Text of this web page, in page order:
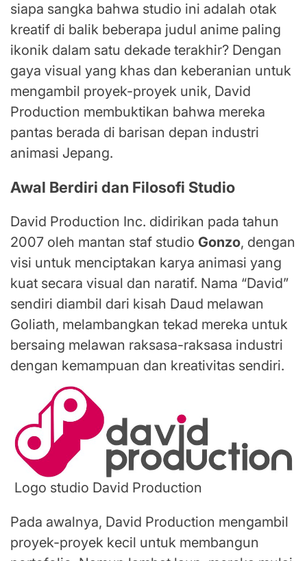
siapa sangka bahwa studio ini adalah otak
kreatif di balik beberapa judul anime paling
ikonik dalam satu dekade terakhir? Dengan
gaya visual yang khas dan keberanian untuk
mengambil proyek-proyek unik, David
Production membuktikan bahwa mereka
pantas berada di barisan depan industri
animasi Jepang.
Awal Berdiri dan Filosofi Studio
David Production Inc. didirikan pada tahun
2007 oleh mantan staf studio Gonzo, dengan
visi untuk menciptakan karya animasi yang
kuat secara visual dan naratif. Nama “David”
sendiri diambil dari kisah Daud melawan
Goliath, melambangkan tekad mereka untuk
bersaing melawan raksasa-raksasa industri
dengan kemampuan dan kreativitas sendiri.
Logo studio David Production
Pada awalnya, David Production mengambil
proyek-proyek kecil untuk membangun